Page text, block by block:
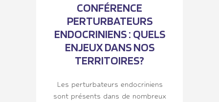
CONFÉRENCE
PERTURBATEURS
ENDOCRINIENS : QUELS
ENJEUX DANS NOS
TERRITOIRES?
Les perturbateurs endocriniens
sont présents dans de nombreux